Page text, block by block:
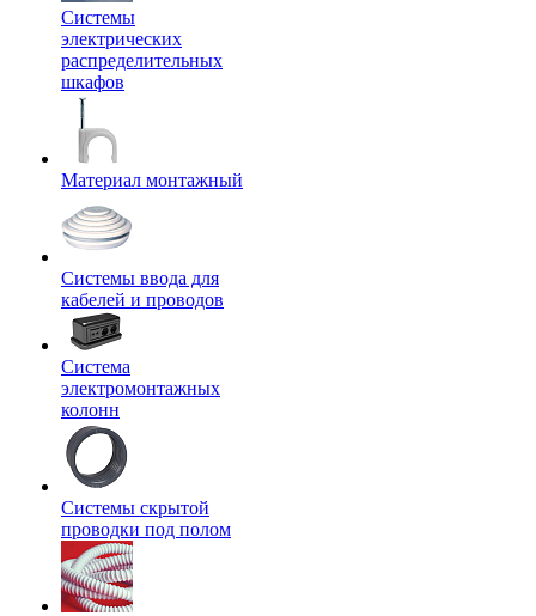
Системы
электрических
распределительных
шкафов
Материал монтажный
Системы ввода для
кабелей и проводов
Система
электромонтажных
колонн
Системы скрытой
проводки под полом